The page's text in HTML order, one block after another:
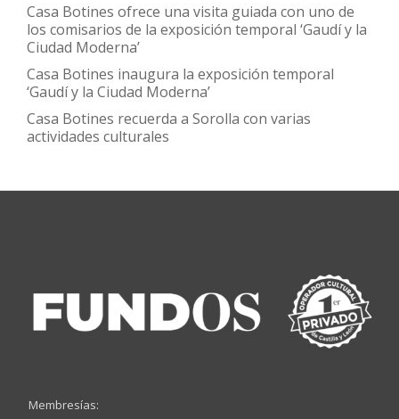
Casa Botines ofrece una visita guiada con uno de
los comisarios de la exposición temporal ‘Gaudí y la
Ciudad Moderna’
Casa Botines inaugura la exposición temporal
‘Gaudí y la Ciudad Moderna’
Casa Botines recuerda a Sorolla con varias
actividades culturales
Membresías: